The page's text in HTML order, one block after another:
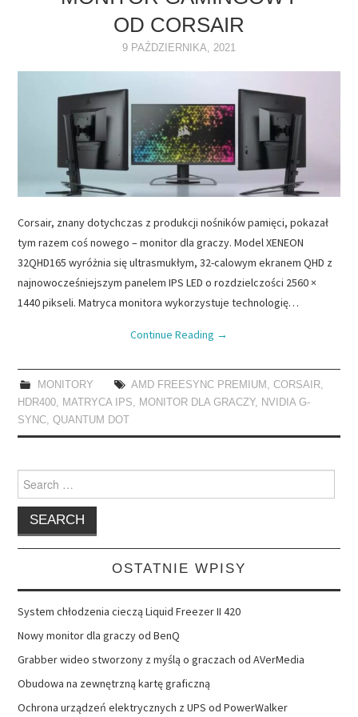
OPROGRAMOWANIE
INTERNET
OD CORSAIR
9 PAŹDZIERNIKA, 2021
Corsair, znany dotychczas z produkcji nośników pamięci, pokazał
tym razem coś nowego – monitor dla graczy. Model XENEON
32QHD165 wyróżnia się ultrasmukłym, 32-calowym ekranem QHD z
najnowocześniejszym panelem IPS LED o rozdzielczości 2560 ×
1440 pikseli. Matryca monitora wykorzystuje technologię…
Continue Reading →
MONITORY AMD FREESYNC PREMIUM , CORSAIR,
HDR400, MATRYCA IPS, MONITOR DLA GRACZY, NVIDIA G-
SYNC,QUANTUM DOT
Search
for:
OSTATNIE WPISY
System chłodzenia cieczą Liquid Freezer II 420
Nowy monitor dla graczy od BenQ
Grabber wideo stworzony z myślą o graczach od AVerMedia
Obudowa na zewnętrzną kartę graficzną
Ochrona urządzeń elektrycznych z UPS od PowerWalker